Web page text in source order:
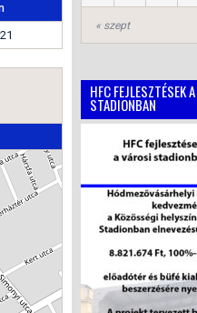
« szept
HFC FEJLESZTÉSEK
STADIONBAN